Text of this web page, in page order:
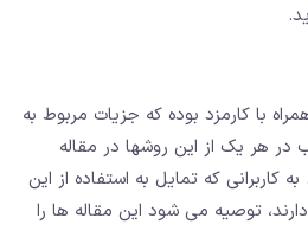
با کارمزد بوده که جزیات مربوط به
هر یک از این روشها در مقاله
که تمایل به استفاده از این
توصیه می شود این مقاله ها را